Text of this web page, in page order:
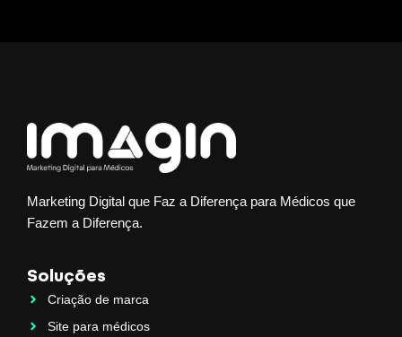
Marketing Digital que Faz a Diferença para Médicos que
Fazem a Diferença.
Soluções
Criação de marca
Site para médicos